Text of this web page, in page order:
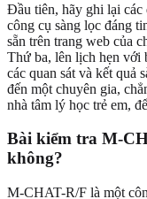
Đầu tiên, hãy ghi lại các
công cụ sàng lọc đáng
sẵn trên trang web của
Thứ ba, lên lịch hẹn với
các quan sát và kết quả
đến một chuyên gia,
nhà tâm lý học trẻ em,
Bài kiểm tra M-
không?
M-CHAT-R/F là một